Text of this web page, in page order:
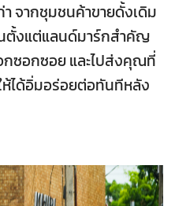
จากชุมชนค้าขายดั้งเดิม
ตั้งแต่แลนด์มาร์กสำคัญ
ซอกซอย และไปส่งคุณที่
ห้ได้อิ่มอร่อยต่อทันทีหลัง